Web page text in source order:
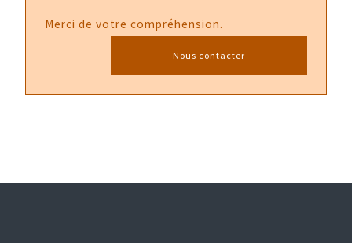
Merci de votre compréhension.
Nous contacter